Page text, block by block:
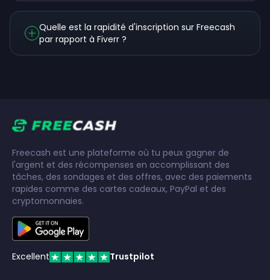
Quelle est la rapidité d'inscription sur Freecash
par rapport à Fiverr ?
Freecash est une plateforme où tu peux gagner de
l'argent et des récompenses en accomplissant des
tâches, des sondages et des offres, avec des paiements
rapides comme des cartes cadeaux, PayPal et des
cryptomonnaies.
Excellent Trustpilot